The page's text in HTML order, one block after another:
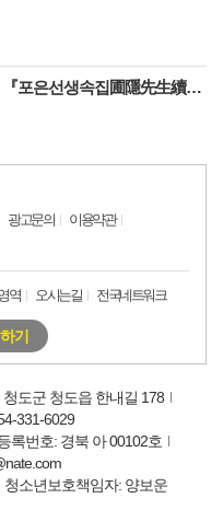
生續集』은 우리나라에 왜 2책 밖에 없을까? (2)
광고문의
이용약관
역 오시는길 전국네트워크
기
청도군 청도읍 한내길 178
331-6029
록번호: 경북 아 00102호
청소년보호책임자: 양보운